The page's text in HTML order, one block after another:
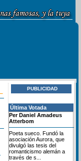
PUBLICIDAD
Última Votada
Per Daniel Amadeus
Atterbom
Poeta sueco. Fundó la
asociación Aurora, que
divulgó las tesis del
romanticismo alemán a
través de s...